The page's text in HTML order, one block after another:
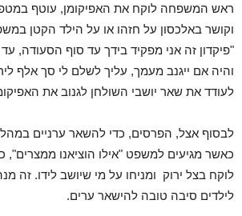
ראש המשפחה לוקח את האפיקומן, עוטף
וקושר באלכסון על חזהו או על הילד הקטן
"פיקדון זה אני מפקיד בידך עד סוף הסעודה,
והיה אם ייגנב מעמך, עליך לשלם לי סך אלף
לעודד את שאר יושבי השולחן לגנוב את
לבסוף אצל, הפרסים, כדי להשאר ערניים
כאשר מגיעים למשפט "אילו הוציאנו
לוקח בצל ירוק ומניחו על מי שיושב לידו. זה
לילדים סיבה טובה להישאר ערים.